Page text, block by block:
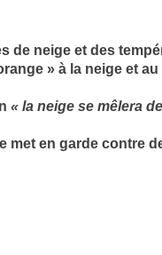
de neige et des
» à la neige et
« la neige se mêlera
met en garde contre